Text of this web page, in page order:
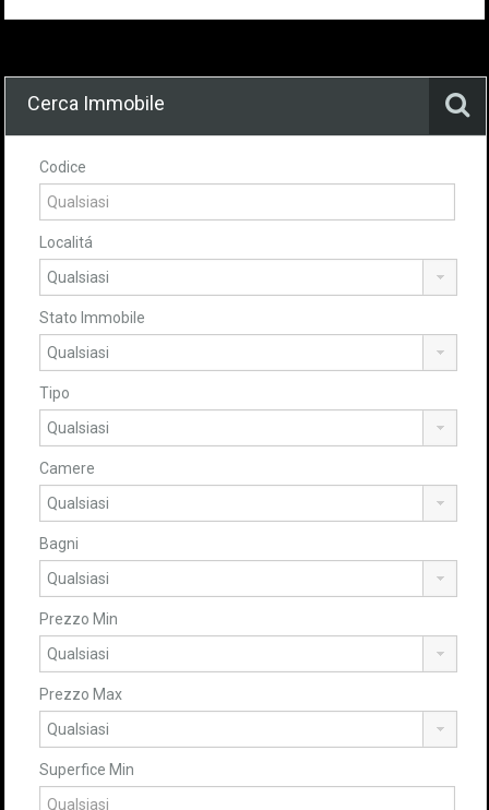
Cerca Immobile
Codice
Localitá
Stato Immobile
Tipo
Camere
Bagni
Prezzo Min
Prezzo Max
Superfice Min